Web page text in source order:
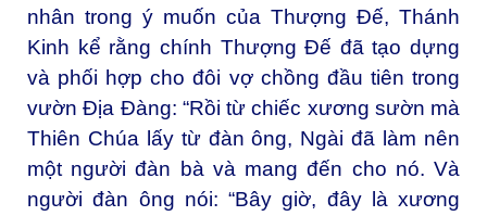
nhân trong ý muốn của Thượng Đế, Thánh
Kinh kể rằng chính Thượng Đế đã tạo dựng
và phối hợp cho đôi vợ chồng đầu tiên trong
vườn Địa Đàng: “Rồi từ chiếc xương sườn mà
Thiên Chúa lấy từ đàn ông, Ngài đã làm nên
một người đàn bà và mang đến cho nó. Và
người đàn ông nói: “Bây giờ, đây là xương